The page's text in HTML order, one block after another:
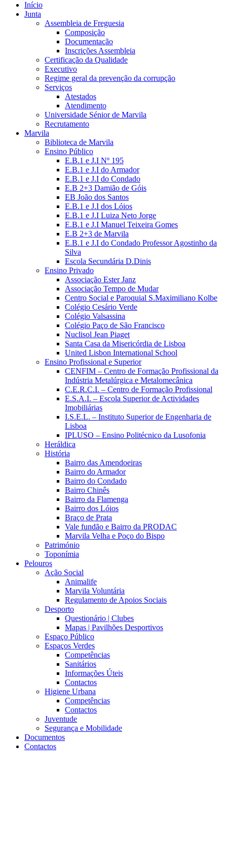
Início
Junta
Assembleia de Freguesia
Composição
Documentação
Inscrições Assembleia
Certificação da Qualidade
Executivo
Regime geral da prevenção da corrupção
Serviços
Atestados
Atendimento
Universidade Sénior de Marvila
Recrutamento
Marvila
Biblioteca de Marvila
Ensino Público
E.B.1 e J.I Nº 195
E.B.1 e J.I do Armador
E.B.1 e J.I do Condado
E.B 2+3 Damião de Góis
EB João dos Santos
E.B.1 e J.I dos Lóios
E.B.1 e J.I Luiza Neto Jorge
E.B.1 e J.I Manuel Teixeira Gomes
E.B 2+3 de Marvila
E.B.1 e J.I do Condado Professor Agostinho da
Silva
Escola Secundária D.Dinis
Ensino Privado
Associação Ester Janz
Associação Tempo de Mudar
Centro Social e Paroquial S.Maximiliano Kolbe
Colégio Cesário Verde
Colégio Valsassina
Colégio Paço de São Francisco
Nuclisol Jean Piaget
Santa Casa da Misericórdia de Lisboa
United Lisbon International School
Ensino Profissional e Superior
CENFIM – Centro de Formação Profissional da
Indústria Metalúrgica e Metalomecânica
C.E.R.C.I. – Centro de Formação Profissional
E.S.A.I. – Escola Superior de Actividades
Imobiliárias
I.S.E.L. – Instituto Superior de Engenharia de
Lisboa
IPLUSO – Ensino Politécnico da Lusofonia
Heráldica
História
Bairro das Amendoeiras
Bairro do Armador
Bairro do Condado
Bairro Chinês
Bairro da Flamenga
Bairro dos Lóios
Braço de Prata
Vale fundão e Bairro da PRODAC
Marvila Velha e Poço do Bispo
Património
Toponímia
Pelouros
Ação Social
Animalife
Marvila Voluntária
Regulamento de Apoios Sociais
Desporto
Questionário | Clubes
Mapas | Pavilhões Desportivos
Espaço Público
Espaços Verdes
Competências
Sanitários
Informações Úteis
Contactos
Higiene Urbana
Competências
Contactos
Juventude
Segurança e Mobilidade
Documentos
Contactos